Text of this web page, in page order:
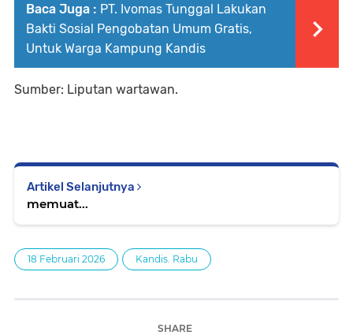
Baca Juga : PT. Ivomas Tunggal Lakukan
Bakti Sosial Pengobatan Umum Gratis,
Untuk Warga Kampung Kandis
Sumber: Liputan wartawan.
Artikel Selanjutnya
memuat...
18 Februari 2026 Kandis. Rabu
SHARE